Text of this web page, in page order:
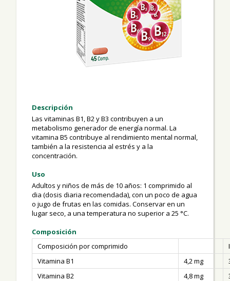
Descripción
Las vitaminas B1, B2 y B3 contribuyen a un
metabolismo generador de energía normal. La
vitamina B5 contribuye al rendimiento mental normal,
también a la resistencia al estrés y a la
concentración.
Uso
Adultos y niños de más de 10 años: 1 comprimido al
dia (dosis diaria recomendada), con un poco de agua
o jugo de frutas en las comidas. Conservar en un
lugar seco, a una temperatura no superior a 25 °C.
Composición
Composición por comprimido
Vitamina B1
4,2 mg
Vitamina B2
4,8 mg